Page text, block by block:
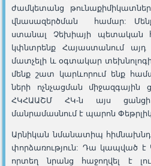
ժամկետանց
վնասազերծման համար: Մենք
ստանալ Չեխիայի պետական
կփնտրենք Հայաստանում
մատչելի և օգտակար
մենք շատ կարևորում ենք
ների ոչնչացման
ՀԿՀԱԱՇՄ ՀԿ-ն այս
մանրամասնում է պարոն
Արնիկան նմանատիպ
փորձառություն: Դա կապված է
որտեղ նրանց հաջողվել է